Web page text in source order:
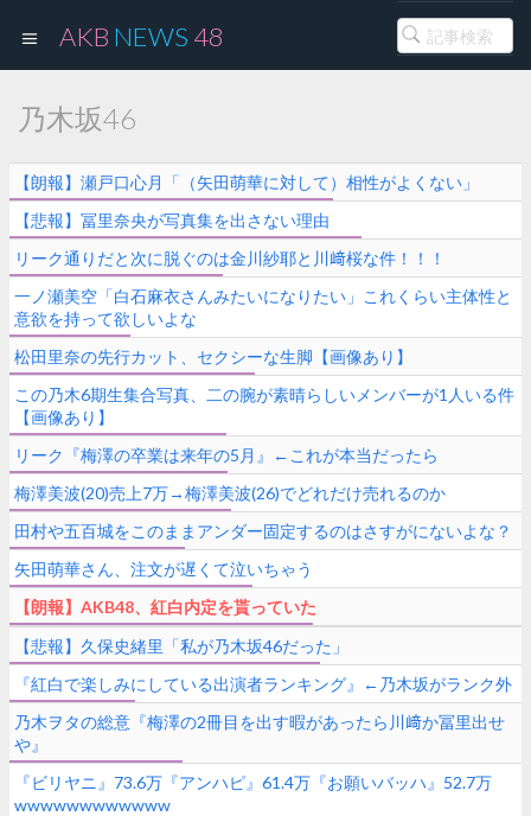
AKB NEWS 48
乃木坂46
【朗報】瀬戸口心月「（矢田萌華に対して）相性がよくない」
【悲報】冨里奈央が写真集を出さない理由
リーク通りだと次に脱ぐのは金川紗耶と川﨑桜な件！！！
一ノ瀬美空「白石麻衣さんみたいになりたい」これくらい主体性と
意欲を持って欲しいよな
松田里奈の先行カット、セクシーな生脚【画像あり】
この乃木6期生集合写真、二の腕が素晴らしいメンバーが1人いる件
【画像あり】
リーク『梅澤の卒業は来年の5月』←これが本当だったら
梅澤美波(20)売上7万→梅澤美波(26)でどれだけ売れるのか
田村や五百城をこのままアンダー固定するのはさすがにないよな？
矢田萌華さん、注文が遅くて泣いちゃう
【朗報】AKB48、紅白内定を貰っていた
【悲報】久保史緒里「私が乃木坂46だった」
『紅白で楽しみにしている出演者ランキング』←乃木坂がランク外
乃木ヲタの総意『梅澤の2冊目を出す暇があったら川﨑か冨里出せ
や』
『ビリヤニ』73.6万『アンハピ』61.4万『お願いバッハ』52.7万
wwwwwwwwwwww